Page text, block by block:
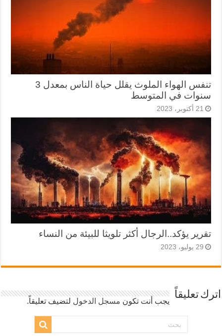
تنفس الهواء الملوث يقلل حياة الناس بمعدل 3
سنوات في المتوسط
21 أكتوبر، 2023
تقرير يؤكد..الرجال أكثر تلويثا للبيئة من النساء
29 يوليو، 2023
اترك تعليقاً
يجب أنت تكون مسجل الدخول لتضيف تعليقاً.